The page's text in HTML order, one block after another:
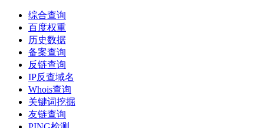
综合查询
百度权重
历史数据
备案查询
反链查询
IP反查域名
Whois查询
关键词挖掘
友链查询